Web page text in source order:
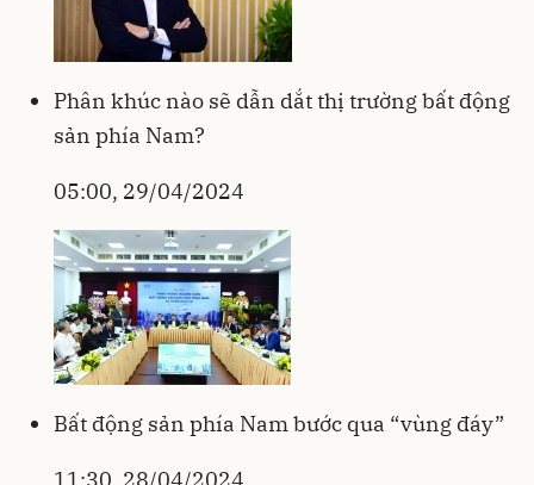
Phân khúc nào sẽ dẫn dắt thị trường bất động
sản phía Nam?
05:00, 29/04/2024
Bất động sản phía Nam bước qua “vùng đáy”
11:30, 28/04/2024